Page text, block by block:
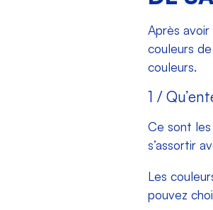
Après
couleurs
couleurs.
1 /
Ce sont
s’assortir
Les
pouvez